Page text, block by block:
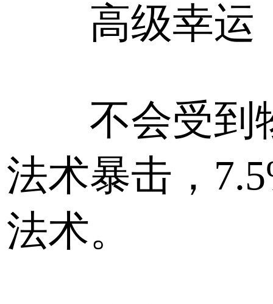
高级幸运
不会受到
法术暴击，
法术。